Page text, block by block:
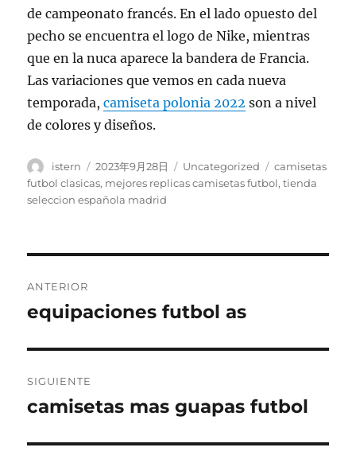
de campeonato francés. En el lado opuesto del
pecho se encuentra el logo de Nike, mientras
que en la nuca aparece la bandera de Francia.
Las variaciones que vemos en cada nueva
temporada,camiseta polonia 2022 son a nivel
de colores y diseños.
Autor
istern
Publicado
el
2023年9月28日 Categorías
Uncategorized Etiquetas
camisetas
futbol clasicas, mejores replicas camisetas futbol,tienda
seleccion española madrid
de
ANTERIOR
Entrada
equipaciones futbol as
SIGUIENTE
Entrada
camisetas mas guapas futbol